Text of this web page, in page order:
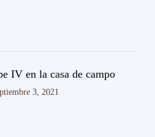
IV en la casa de campo
3, 2021